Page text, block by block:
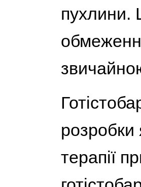
пухлини.
розробки
терапії